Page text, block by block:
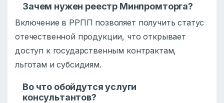
Зачем нужен реестр Минпромторга?
Включение в РРПП позволяет получить статус
отечественной продукции, что открывает
доступ к государственным контрактам,
льготам и субсидиям.
Во что обойдутся услуги
консультантов?